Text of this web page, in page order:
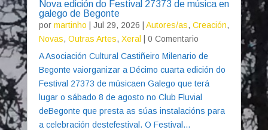
Nova edición do Festival 27373 de música en
galego de Begonte
por martinho Jul 29, 2026 Autores/as, Creación,
Novas, Outras Artes, Xeral
| 0 Comentario
A Asociación Cultural Castiñeiro Milenario de
Begonte vaiorganizar a Décimo cuarta edición do
Festival 27373 de músicaen Galego que terá
lugar o sábado 8 de agosto no Club Fluvial
deBegonte que presta as súas instalacións para
a celebración destefestival. O Festival...